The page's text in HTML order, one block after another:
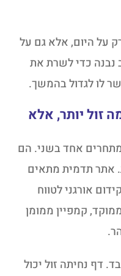
על היום, אלא גם על
כדי לשרת את
לו לגדול בהמשך.
זול יותר, אלא
אחד בשני. הם
אתר תדמית מתאים
אורגני לטווח
קמפיין ממומן
דף נחיתה זול יכול